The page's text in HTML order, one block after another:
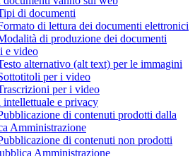
di documenti
di lettura dei documenti elettronici
di produzione dei documenti
e video
alternativo (alt text) per le immagini
per i video
per i video
intellettuale e privacy
di contenuti prodotti dalla
Amministrazione
di contenuti non prodotti
Amministrazione